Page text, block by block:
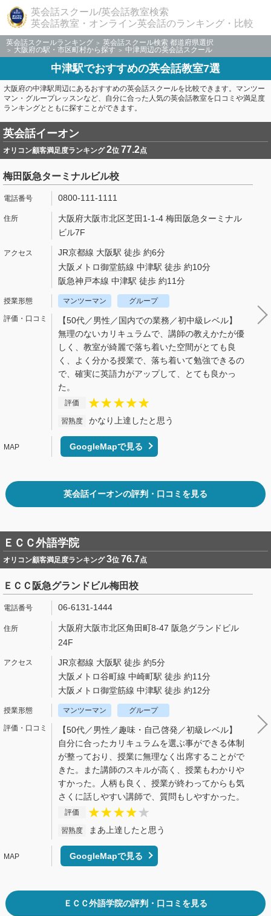
英会話スクール/英会話教室検索
英会話教室・オンライン英会話のランキング・比較
英会話スクールランキング
英会話スクール検索 都道府県選択
大阪府の駅・市区町村から探す
中津周辺の英会話スクール
中津駅でおすすめの英会話教室7選
大阪府の中津駅周辺にあるおすすめの英会話スクールを比較できます。マンツー
マン・グループレッスンなど、自分に合った人気の英会話教室を口コミや満足度
ランキングとともに探すことができます。
英会話イーオン
オリコン顧客満足度ランキング2位 77.2点
梅田阪急ターミナルビル校
0800-111-1111
大阪府大阪市北区芝田1-1-4 梅田阪急ターミナル
ビル7F
JR京都線 大阪駅 徒歩 約6分
大阪メトロ御堂筋線 中津駅 徒歩 約10分
阪急神戸本線 中津駅 徒歩 約11分
マンツーマン グループ
【50代／男性／国内での業務／初中級レベル】
無理のないカリキュラムで、講師の教えかたが優
しく、教室が綺麗で落ち着いた空間がとても良
く、よく分かる授業で、落ち着いて勉強できるの
で、確実に英語力がアップして、とても良かっ
た。
評価
習熟度 かなり上達したと思う
GoogleMapで見る
英会話イーオンの評判・口コミを見る
ＥＣＣ外語学院
オリコン顧客満足度ランキング3位 76.7点
ＥＣＣ阪急グランドビル梅田校
06-6131-1444
大阪府大阪市北区角田町8-47 阪急グランドビル
24F
JR京都線 大阪駅 徒歩 約5分
大阪メトロ谷町線 中崎町駅 徒歩 約11分
大阪メトロ御堂筋線 中津駅 徒歩 約12分
マンツーマン グループ
【50代／男性／趣味・自己啓発／初級レベル】
自分に合ったカリキュラムを選ぶ事ができる体制
が整っており、授業に無理なく出席することがで
きた。また講師のスキルが高く、授業もわかりや
すかった。人柄も良く、授業が終わってからも気
さくに話しやすい講師で、質問もしやすかった。
評価
習熟度 まあ上達したと思う
GoogleMapで見る
ＥＣＣ外語学院の評判・口コミを見る